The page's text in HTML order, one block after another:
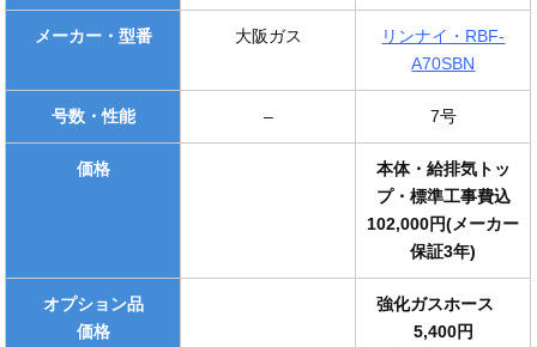
メーカー・型番 大阪ガス
リンナイ・RBF-
A70SBN
号数・性能 – 7号
価格
本体・給排気トッ
プ・標準工事費込
102,000円(メーカー
保証3年)
オプション品
価格
強化ガスホース
5,400円